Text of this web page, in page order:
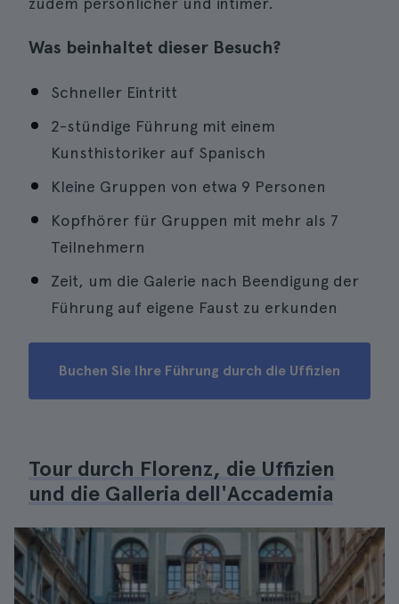
Was beinhaltet dieser Besuch?
Schneller Eintritt
2-stündige Führung mit einem
Kunsthistoriker auf Spanisch
Kleine Gruppen von etwa 9 Personen
Kopfhörer für Gruppen mit mehr als 7
Teilnehmern
Zeit, um die Galerie nach Beendigung der
Führung auf eigene Faust zu erkunden
Buchen Sie Ihre Führung durch die Uffizien
Tour durch Florenz, die Uffizien
und die Galleria dell'Accademia